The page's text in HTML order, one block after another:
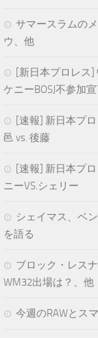
サマースラムの
ウ、他
[新日本プロレス]
ケニーBOSJ不参加
[速報] 新日本プ
邑 vs. 後藤
[速報] 新日本プ
ニーVS.シェリー
シェイマス、ベ
を語る
ブロック・レス
WM32出場は？、他
今週のRAWとス